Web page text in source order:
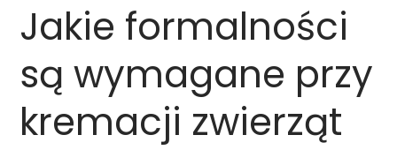
Jakie formalności
są wymagane przy
kremacji zwierząt